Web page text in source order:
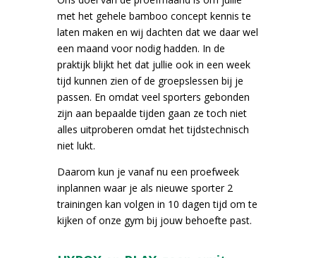
met het gehele bamboo concept kennis te
laten maken en wij dachten dat we daar wel
een maand voor nodig hadden. In de
praktijk blijkt het dat jullie ook in een week
tijd kunnen zien of de groepslessen bij je
passen. En omdat veel sporters gebonden
zijn aan bepaalde tijden gaan ze toch niet
alles uitproberen omdat het tijdstechnisch
niet lukt.
Daarom kun je vanaf nu een proefweek
inplannen waar je als nieuwe sporter 2
trainingen kan volgen in 10 dagen tijd om te
kijken of onze gym bij jouw behoefte past.